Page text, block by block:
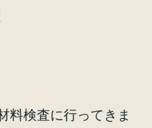
料検査に行ってきま
証・保険